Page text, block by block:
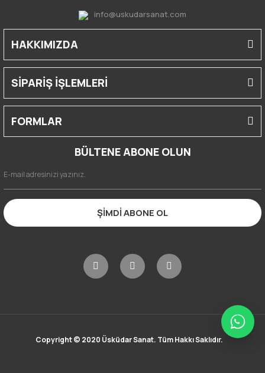
info@uskudarsanat.com
HAKKIMIZDA
SİPARİŞ İŞLEMLERİ
FORMLAR
BÜLTENE ABONE OLUN
ŞİMDİ ABONE OL
Copyright © 2020 Üsküdar Sanat. Tüm Hakkı Saklıdır.